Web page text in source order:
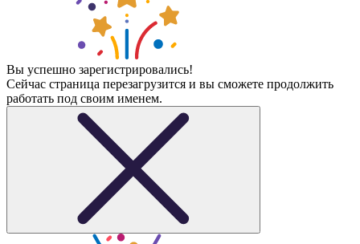
Вы успешно зарегистрировались!
Сейчас страница перезагрузится и вы сможете продолжить
работать под своим именем.